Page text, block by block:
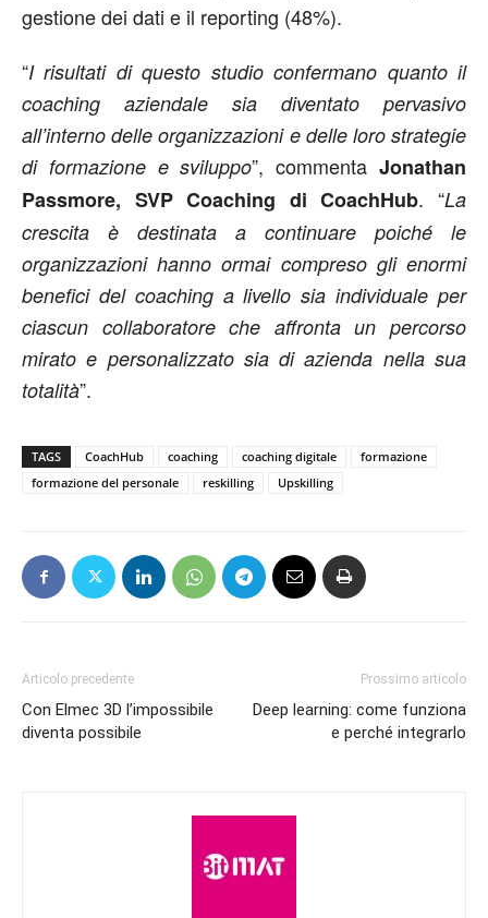
gestione dei dati e il reporting (48%).
“I risultati di questo studio confermano quanto il
coaching aziendale sia diventato pervasivo
all’interno delle organizzazioni e delle loro strategie
di formazione e sviluppo”, commentaJonathan
Passmore, SVP Coaching di CoachHub. “La
crescita è destinata a continuare poiché le
organizzazioni hanno ormai compreso gli enormi
benefici del coaching a livello sia individuale per
ciascun collaboratore che affronta un percorso
mirato e personalizzato sia di azienda nella sua
totalità”.
TAGS CoachHub coaching coaching digitale
formazione
formazione del personale
reskilling Upskilling
Articolo precedente
Con Elmec 3D l’impossibile
diventa possibile
Prossimo articolo
Deep learning: come funziona
e perché integrarlo